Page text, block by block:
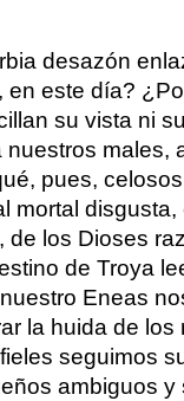
desazón
en este día?
su vista ni
nuestros males,
pues,
mortal
de los Dioses
de Troya
Eneas
la huida de los
seguimos
ambiguos y